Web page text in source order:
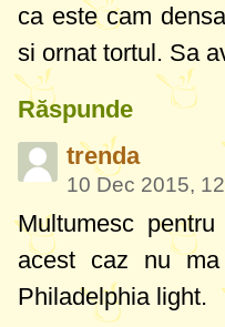
ca este cam
si ornat tortul. Sa
Răspunde
trenda
10 Dec 2015,
Multumesc
acest caz nu
Philadelphia light.